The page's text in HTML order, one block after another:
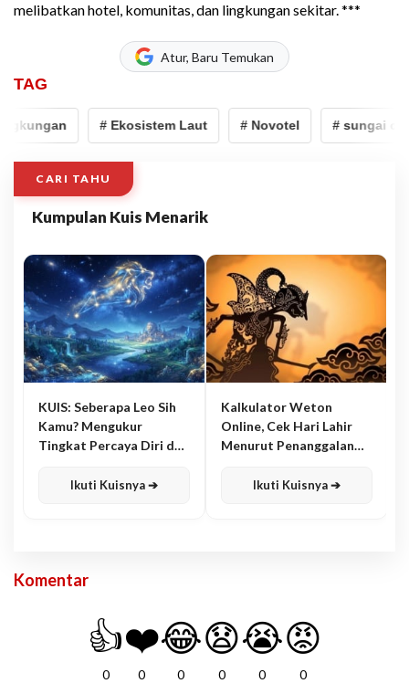
melibatkan hotel, komunitas, dan lingkungan sekitar. ***
Atur, Baru Temukan
TAG
# Ekosistem Laut # Novotel # sungai
CARI TAHU
Kumpulan Kuis Menarik
KUIS: Seberapa Leo Sih
Kamu? Mengukur
Tingkat Percaya Diri dan
Ikuti Kuisnya ➔
Kalkulator Weton
Online, Cek Hari Lahir
Menurut Penanggalan
Ikuti Kuisnya ➔
Komentar
👍
0
❤️
0
😂
0
😧
0
😭
0
😡
0